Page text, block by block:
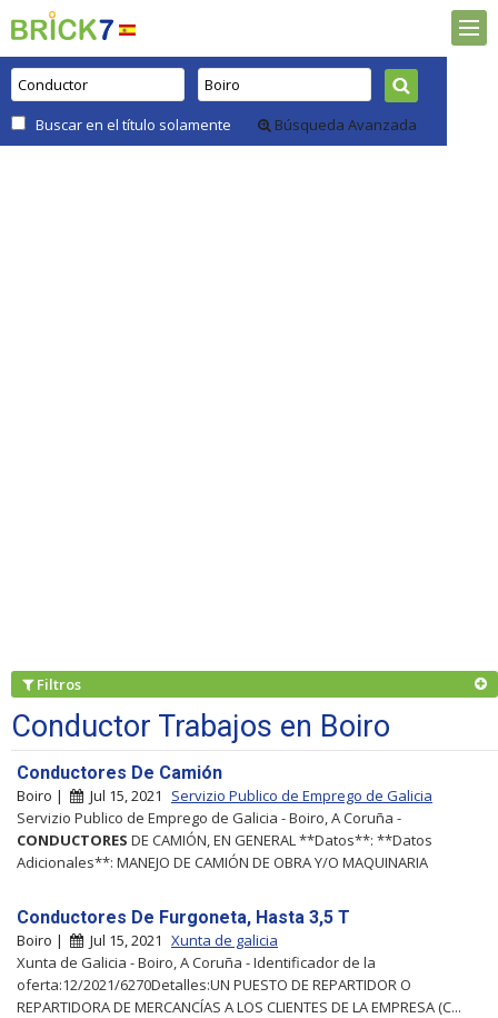
Buscar en el título solamente Búsqueda Avanzada
Filtros
Conductor Trabajos en Boiro
Conductores De Camión
Boiro | Jul 15, 2021
Servizio Publico de Emprego de Galicia
Servizio Publico de Emprego de Galicia - Boiro, A Coruña -
CONDUCTORES DE CAMIÓN, EN GENERAL **Datos**: **Datos
Adicionales**: MANEJO DE CAMIÓN DE OBRA Y/O MAQUINARIA
Conductores De Furgoneta, Hasta 3,5 T
Boiro | Jul 15, 2021 Xunta de galicia
Xunta de Galicia - Boiro, A Coruña - Identificador de la
oferta:12/2021/6270Detalles:UN PUESTO DE REPARTIDOR O
REPARTIDORA DE MERCANCÍAS A LOS CLIENTES DE LA EMPRESA (C...